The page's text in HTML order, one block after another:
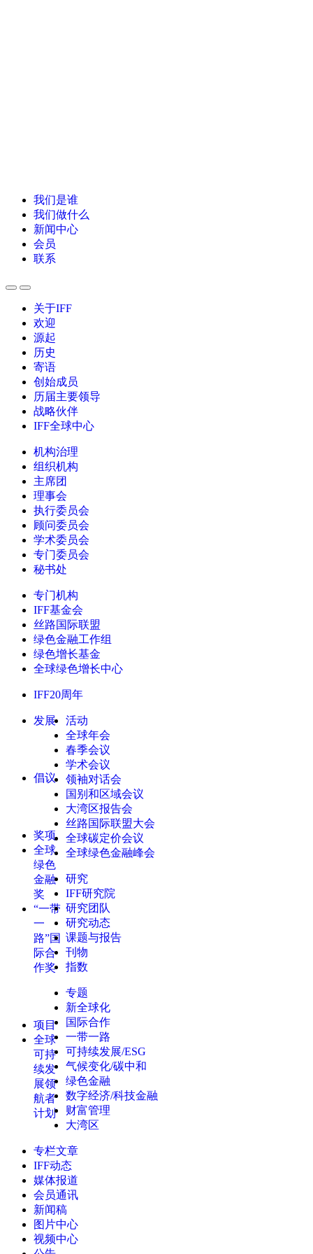
我们是谁
我们做什么
新闻中心
会员
联系
关于IFF
欢迎
源起
历史
寄语
创始成员
历届主要领导
战略伙伴
IFF全球中心
机构治理
组织机构
主席团
理事会
执行委员会
顾问委员会
学术委员会
专门委员会
秘书处
专门机构
IFF基金会
丝路国际联盟
绿色金融工作组
绿色增长基金
全球绿色增长中心
IFF20周年
发展
倡议
奖项
全球
绿色
金融
奖
“一带
一
路”国
际合
作奖
项目
全球
可持
续发
展领
航者
计划
活动
全球年会
春季会议
学术会议
领袖对话会
国别和区域会议
大湾区报告会
丝路国际联盟大会
全球碳定价会议
全球绿色金融峰会
研究
IFF研究院
研究团队
研究动态
课题与报告
刊物
指数
专题
新全球化
国际合作
一带一路
可持续发展/ESG
气候变化/碳中和
绿色金融
数字经济/科技金融
财富管理
大湾区
专栏文章
IFF动态
媒体报道
会员通讯
新闻稿
图片中心
视频中心